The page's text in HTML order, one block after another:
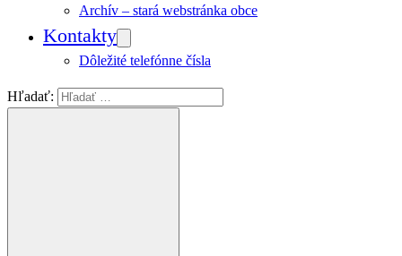
Archív – stará webstránka obce
Kontakty
Dôležité telefónne čísla
Hľadať: